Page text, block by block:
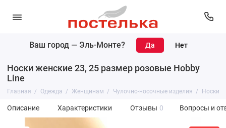
Ваш город — Эль-Монте?
Носки женские 23, 25 размер розовые Hobby
Line
Главная Одежда Женщинам Чулочно-носочные изделия Носки
Описание Характеристики Отзывы 0 Вопросы и